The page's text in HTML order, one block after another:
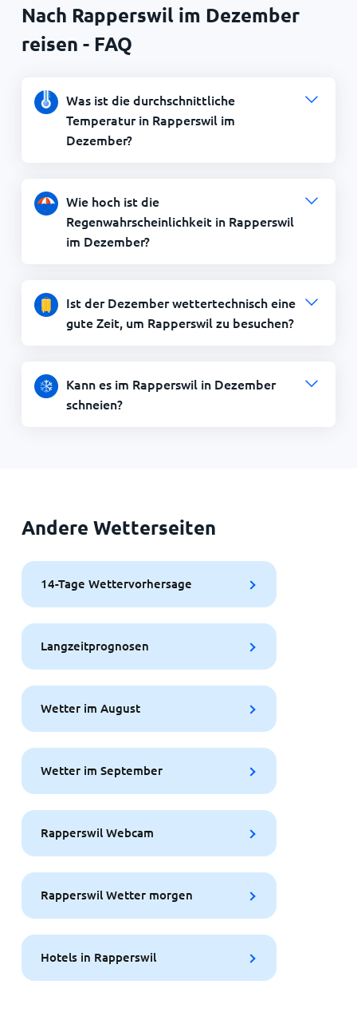
Nach Rapperswil im Dezember
reisen - FAQ
Was ist die durchschnittliche
Temperatur in Rapperswil im
Dezember?
Wie hoch ist die
Regenwahrscheinlichkeit in Rapperswil
im Dezember?
Ist der Dezember wettertechnisch eine
gute Zeit, um Rapperswil zu besuchen?
Kann es im Rapperswil in Dezember
schneien?
Andere Wetterseiten
14-Tage Wettervorhersage
Langzeitprognosen
Wetter im August
Wetter im September
Rapperswil Webcam
Rapperswil Wetter morgen
Hotels in Rapperswil